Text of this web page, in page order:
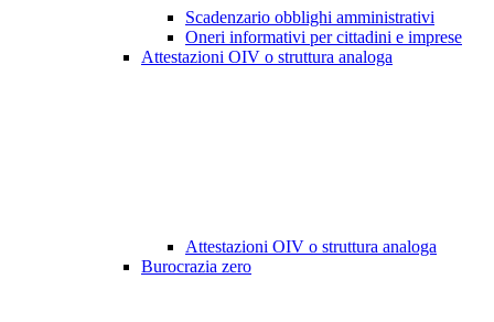
Scadenzario obblighi amministrativi
Oneri informativi per cittadini e imprese
Attestazioni OIV o struttura analoga
Attestazioni OIV o struttura analoga
Burocrazia zero